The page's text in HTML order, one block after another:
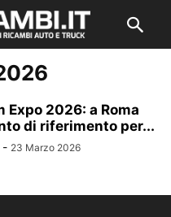
Expo 2026: a Roma
di riferimento per...
- 23 Marzo 2026